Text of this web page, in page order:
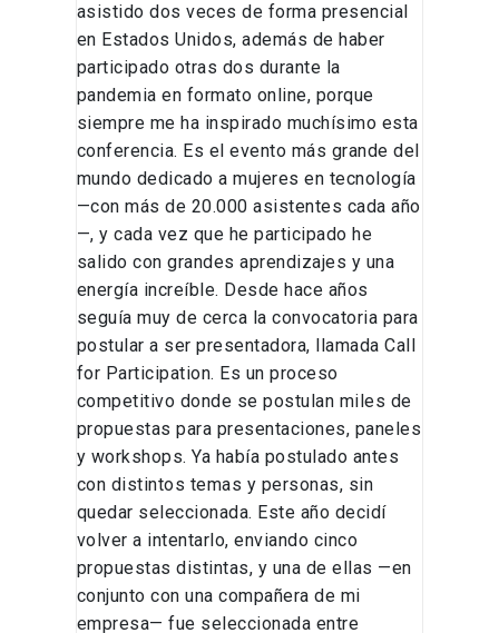
asistido dos veces de forma presencial
en Estados Unidos, además de haber
participado otras dos durante la
pandemia en formato online, porque
siempre me ha inspirado muchísimo esta
conferencia. Es el evento más grande del
mundo dedicado a mujeres en tecnología
—con más de 20.000 asistentes cada año
—, y cada vez que he participado he
salido con grandes aprendizajes y una
energía increíble. Desde hace años
seguía muy de cerca la convocatoria para
postular a ser presentadora, llamada Call
for Participation. Es un proceso
competitivo donde se postulan miles de
propuestas para presentaciones, paneles
y workshops. Ya había postulado antes
con distintos temas y personas, sin
quedar seleccionada. Este año decidí
volver a intentarlo, enviando cinco
propuestas distintas, y una de ellas —en
conjunto con una compañera de mi
empresa— fue seleccionada entre